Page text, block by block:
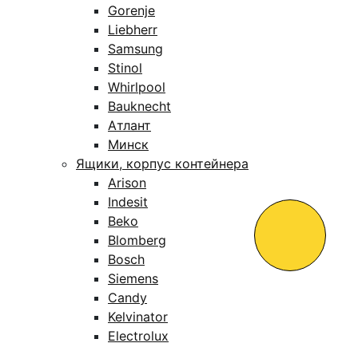
Gorenje
Liebherr
Samsung
Stinol
Whirlpool
Bauknecht
Атлант
Минск
Ящики, корпус контейнера
Arison
Indesit
Beko
Blomberg
Bosch
Siemens
Candy
Kelvinator
Electrolux